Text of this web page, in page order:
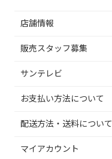
店舗情報
販売スタッフ募集
サンテレビ
お支払い方法について
配送方法・送料について
マイアカウント